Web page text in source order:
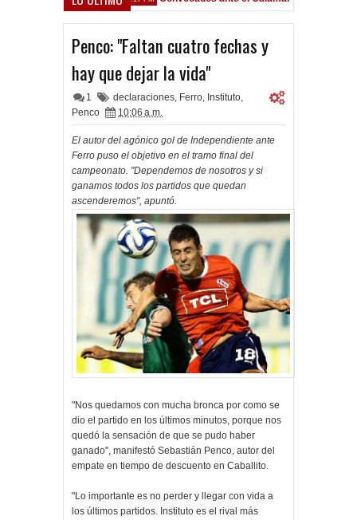
Penco: "Faltan cuatro fechas y
hay que dejar la vida"
1 declaraciones, Ferro, Instituto,
Penco
10:06 a.m.
El autor del agónico gol de Independiente ante
Ferro puso el objetivo en el tramo final del
campeonato. "Dependemos de nosotros y si
ganamos todos los partidos que quedan
ascenderemos", apuntó.
"Nos quedamos con mucha bronca por como se
dio el partido en los últimos minutos, porque nos
quedó la sensación de que se pudo haber
ganado", manifestó Sebastián Penco, autor del
empate en tiempo de descuento en Caballito.
"Lo importante es no perder y llegar con vida a
los últimos partidos. Instituto es el rival más